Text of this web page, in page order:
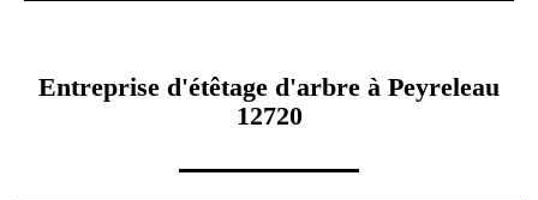
Entreprise d'étêtage d'arbre à Peyreleau
12720